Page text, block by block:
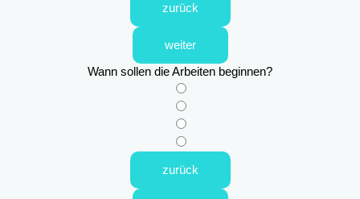
zurück
weiter
Wann sollen die Arbeiten beginnen?
zurück